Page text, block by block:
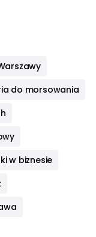
do morsowania
w biznesie